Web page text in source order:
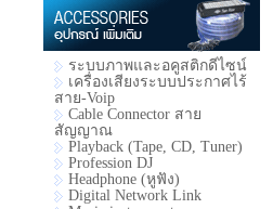
ระบบภาพและอคูสติกดีไซน์
เครื่องเสียงระบบประกาศไร้
สาย-Voip
Cable Connector สาย
สัญญาณ
Playback (Tape, CD, Tuner)
Profession DJ
Headphone (หูฟัง)
Digital Network Link